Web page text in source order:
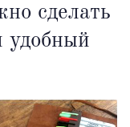
сделать
удобный